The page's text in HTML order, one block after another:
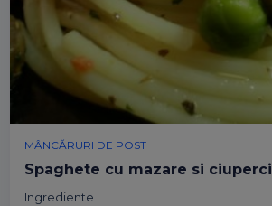
MÂNCĂRURI DE POST
Spaghete cu mazare si ciuperci
Ingrediente